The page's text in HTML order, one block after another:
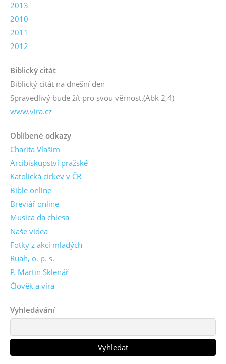
2013
2010
2011
2012
Biblický citát
Biblický citát na dnešní den
Spravedlivý bude žít pro svou věrnost.(Abk 2,4)
www.vira.cz
Oblíbené odkazy
Charita Vlašim
Arcibiskupství pražské
Katolická církev v ČR
Bible online
Breviář online
Musica da chiesa
Naše videa
Fotky z akcí mladých
Ruah, o. p. s.
P. Martin Sklenář
Člověk a víra
Vyhledávání